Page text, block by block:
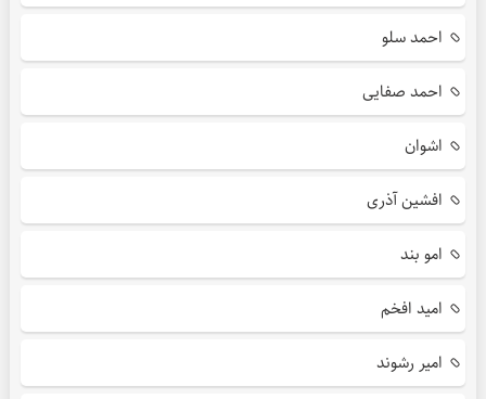
احمد سلو
احمد صفایی
اشوان
افشین آذری
امو بند
امید افخم
امیر رشوند